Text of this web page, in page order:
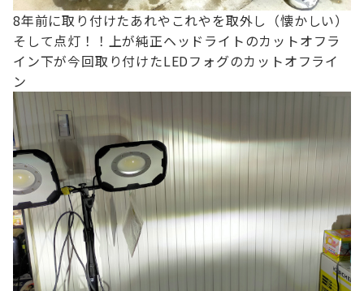
8年前に取り付けたあれやこれやを取外し（懐かしい）
そして点灯！！ 上が純正ヘッドライトのカットオフラ
イン下が今回取り付けたLEDフォグのカットオフライ
ン